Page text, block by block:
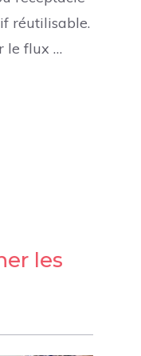
réutilisable.
le flux …
les